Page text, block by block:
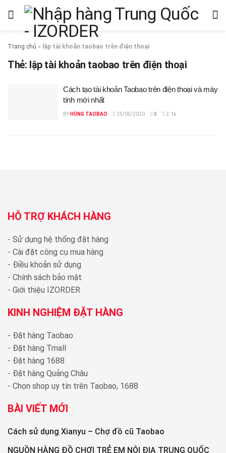
Trang chủ » lập tài khoản taobao trên điện thoại
Thẻ: lập tài khoản taobao trên điện thoại
Cách tạo tài khoản Taobao trên điện thoại và máy
tính mới nhất
BY HÙNG TAOBAO 25/05/2020 0 2.1k
HỖ TRỢ KHÁCH HÀNG
- Sử dụng hệ thống đặt hàng
- Cài đặt công cụ mua hàng
- Điều khoản sử dụng
- Chính sách bảo mật
- Giới thiệu IZORDER
KINH NGHIỆM ĐẶT HÀNG
- Đặt hàng Taobao
- Đặt hàng Tmall
- Đặt hàng 1688
- Đặt hàng Quảng Châu
- Chọn shop uy tín trên Taobao, 1688
BÀI VIẾT MỚI
Cách sử dụng Xianyu – Chợ đồ cũ Taobao
NGUỒN HÀNG ĐỒ CHƠI TRẺ EM NỘI ĐỊA TRUNG QUỐC